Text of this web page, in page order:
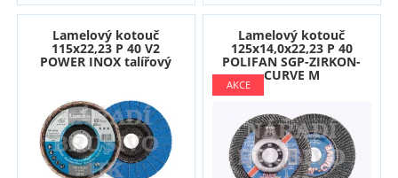
Lamelový kotouč
115x22,23 P 40 V2
POWER INOX talířový
Lamelový kotouč
125x14,0x22,23 P 40
POLIFAN SGP-ZIRKON-
CURVE M